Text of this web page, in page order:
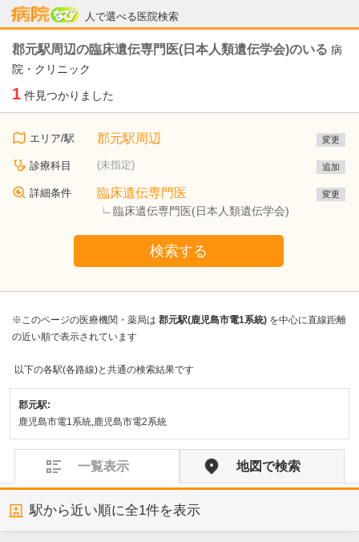
人で選べる医院検索
病院なび
郡元駅周辺の臨床遺伝専門医(日本人類遺伝学会)のいる 病
院・クリニック
1 件見つかりました
エリア/駅 郡元駅周辺 変更
診療科目 (未指定) 追加
詳細条件 臨床遺伝専門医
臨床遺伝専門医(日本人類遺伝学会)
変更
検索する
※このページの医療機関・薬局は 郡元駅(鹿児島市電1系統) を中心に直線距離
の近い順で表示されています
以下の各駅(各路線)と共通の検索結果です
郡元駅:
鹿児島市電1系統,鹿児島市電2系統
一覧表示 地図で検索
駅から近い順に全1件を表示